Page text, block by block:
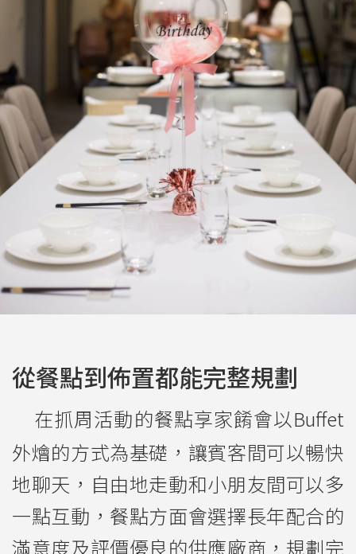
從餐點到佈置都能完整規劃
在抓周活動的餐點享家餚會以Buffet
外燴的方式為基礎，讓賓客間可以暢快
地聊天，自由地走動和小朋友間可以多
一點互動，餐點方面會選擇長年配合的
滿意度及評價優良的供應廠商，規劃完